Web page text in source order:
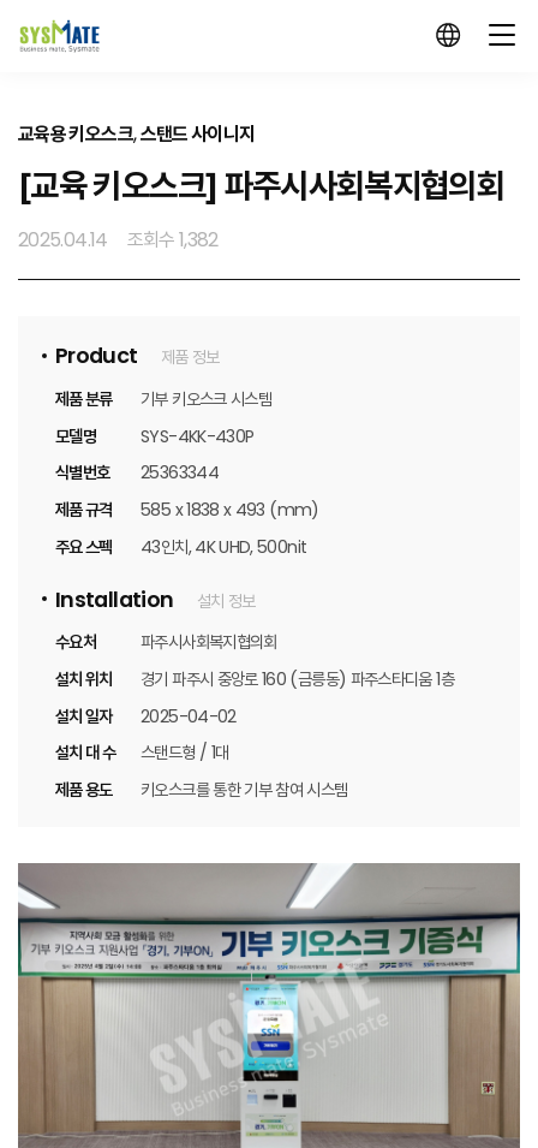
교육용 키오스크,스탠드 사이니지
[교육 키오스크] 파주시사회복지협의회
2025.04.14 조회수 1,382
Product
제품 정보
제품 분류
기부 키오스크 시스템
모델명
SYS-4KK-430P
식별번호
25363344
제품 규격
585 x 1838 x 493 (mm)
주요 스펙
43인치, 4K UHD, 500nit
Installation
설치 정보
수요처
파주시사회복지협의회
설치 위치
경기 파주시 중앙로 160 (금릉동) 파주스타디움 1층
설치 일자
2025-04-02
설치 대 수
스탠드형 / 1대
제품 용도
키오스크를 통한 기부 참여 시스템